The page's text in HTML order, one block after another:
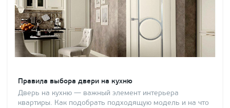
Правила выбора двери на кухню
Дверь на кухню — важный элемент интерьера
квартиры. Как подобрать подходящую модель и на что